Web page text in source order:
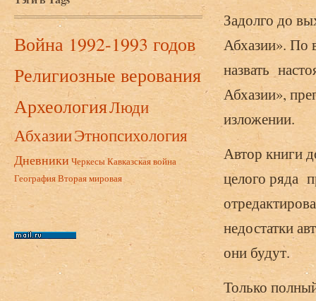
Война 1992-1993 годов
Религиозные верования
АрхеологияЛюди
АбхазииЭтнопсихология
Дневники ЧеркесыКавказская война
ГеографияВторая мировая
Задолго до
Абхазии». По
назвать
Абхазии»,
изложении.
Автор книги
целого ряда
недостатки
они будут.
Только